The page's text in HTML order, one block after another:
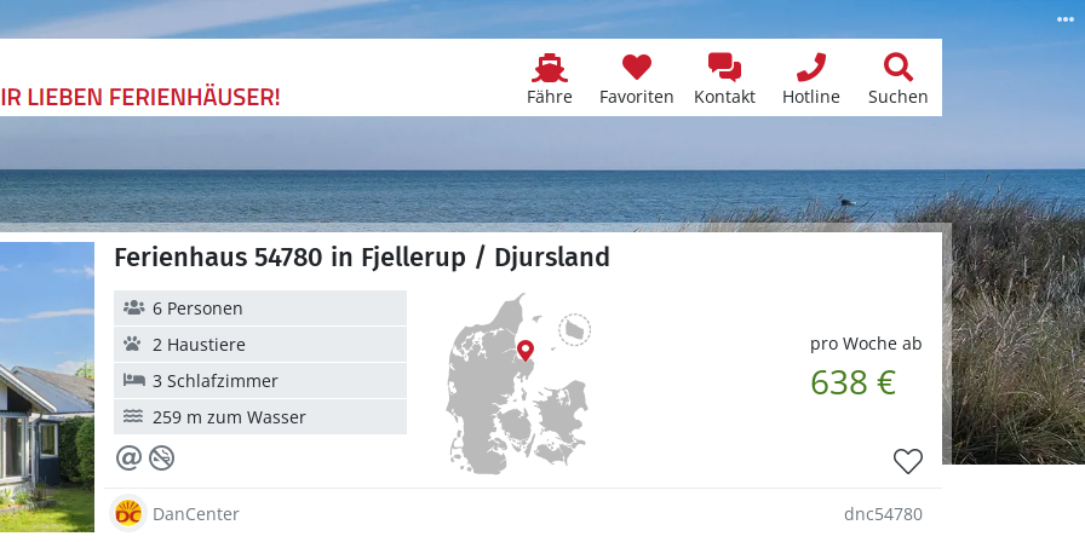
Fähre Favoriten Kontakt Hotline Suchen
Ferienhaus 54780 in Fjellerup / Djursland
pro Woche ab
638 €
6 Personen
2 Haustiere
3 Schlafzimmer
259 m zum Wasser
DanCenter dnc54780